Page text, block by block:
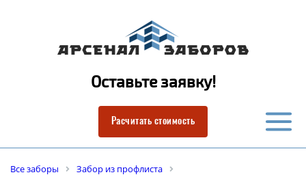
Оставьте заявку!
Расчитать стоимость
Все заборы
Забор из профлиста